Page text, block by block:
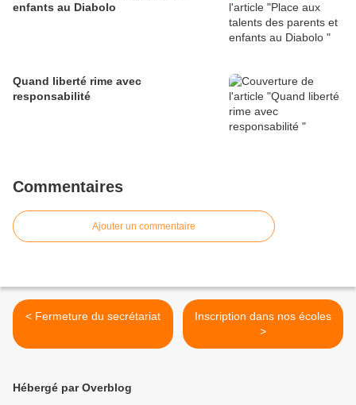
enfants au Diabolo
Quand liberté rime avec
responsabilité
Commentaires
Ajouter un commentaire
< Fermeture du secrétariat
Inscription dans nos écoles
>
Hébergé par Overblog